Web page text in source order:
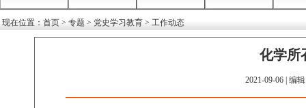
现在位置： 首页 > 专题 > 党史学习教育 > 工作动态
化学所
2021-09-06 | 编